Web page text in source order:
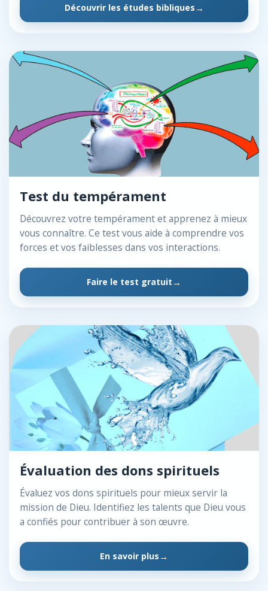
Découvrir les études bibliques
Test du tempérament
Découvrez votre tempérament et apprenez à mieux
vous connaître. Ce test vous aide à comprendre vos
forces et vos faiblesses dans vos interactions.
Faire le test gratuit
Évaluation des dons spirituels
Évaluez vos dons spirituels pour mieux servir la
mission de Dieu. Identifiez les talents que Dieu vous
a confiés pour contribuer à son œuvre.
En savoir plus